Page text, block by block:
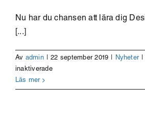
Nu har du chansen att lära dig
[...]
Av admin | 22 september 2019 | Nyheter |
inaktiveradeför
–
Läs mer